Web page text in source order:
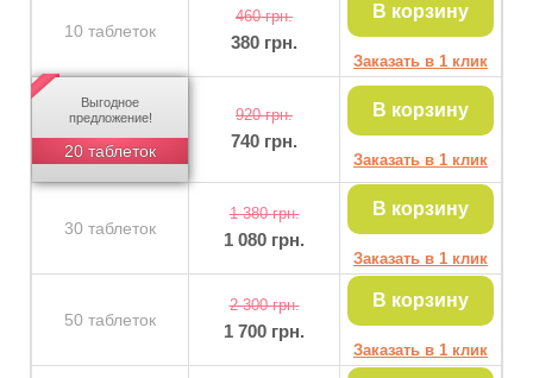
10 таблеток
460
380
В корзину
Заказать в 1 клик
Выгодное
предложение!
20 таблеток
920
740
В корзину
Заказать в 1 клик
30 таблеток
1 380
1 080
В корзину
Заказать в 1 клик
50 таблеток
2 300
1 700
В корзину
Заказать в 1 клик